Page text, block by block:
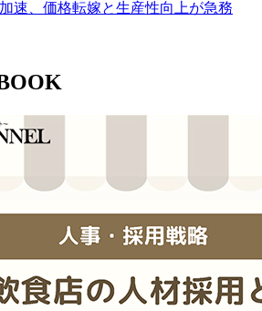
速、価格転嫁と生産性向上が急務